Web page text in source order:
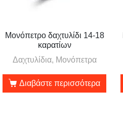
Μονόπετρο δαχτυλίδι 14-18
καρατίων
Δαχτυλίδια, Μονόπετρα
Διαβάστε περισσότερα